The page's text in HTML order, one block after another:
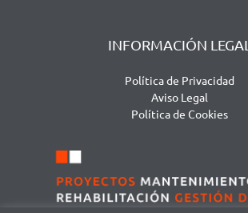
INFORMACIÓN LEGAL
Política de Privacidad
Aviso Legal
Política de Cookies